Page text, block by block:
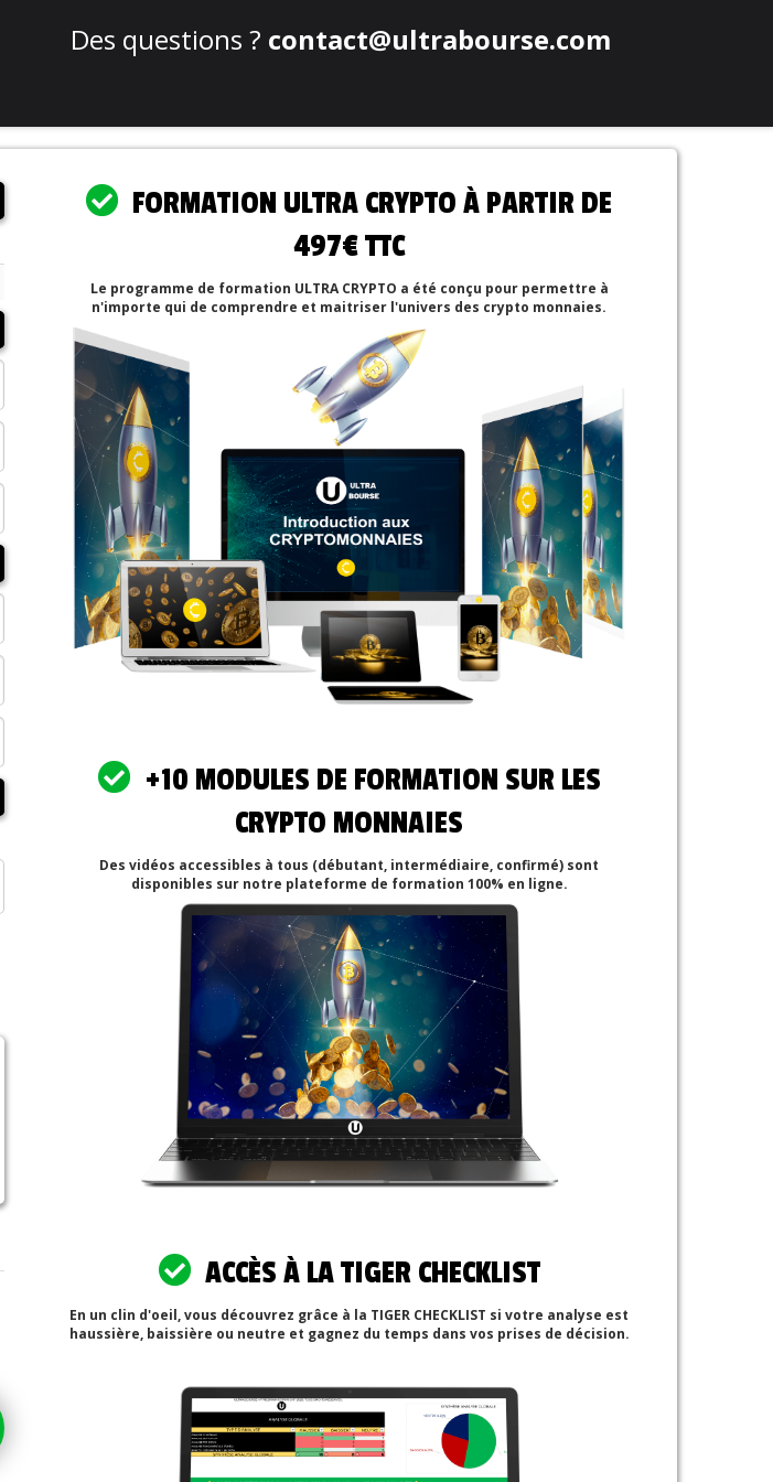
Des questions ? contact@ultrabourse.com
FORMATION ULTRA CRYPTO À PARTIR DE
497€ TTC
Le programme de formation ULTRA CRYPTO a été conçu pour permettre à
n'importe qui de comprendre et maitriser l'univers des crypto monnaies.
+10 MODULES DE FORMATION SUR LES
CRYPTO MONNAIES
Des vidéos accessibles à tous (débutant, intermédiaire, confirmé) sont
disponibles sur notre plateforme de formation 100% en ligne.
ACCÈS À LA TIGER CHECKLIST
En un clin d'oeil, vous découvrez grâce à la TIGER CHECKLIST si votre analyse est
haussière, baissière ou neutre et gagnez du temps dans vos prises de décision.